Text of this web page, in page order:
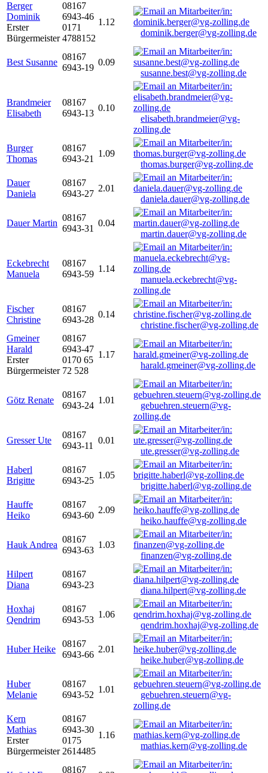
Berger
Dominik
Erster
Bürgermeister
08167
6943-46
0171
4788152
1.12
dominik.berger@vg-zolling.de
Best Susanne
08167
6943-19
0.09
susanne.best@vg-zolling.de
Brandmeier
Elisabeth
08167
6943-13
0.10
elisabeth.brandmeier@vg-
zolling.de
Burger
Thomas
08167
6943-21
1.09
thomas.burger@vg-zolling.de
Dauer
Daniela
08167
6943-27
2.01
daniela.dauer@vg-zolling.de
Dauer Martin
08167
6943-31
0.04
martin.dauer@vg-zolling.de
Eckebrecht
Manuela
08167
6943-59
1.14
manuela.eckebrecht@vg-
zolling.de
Fischer
Christine
08167
6943-28
0.14
christine.fischer@vg-zolling.de
Gmeiner
Harald
Erster
Bürgermeister
08167
6943-47
0170 65
72 528
1.17
harald.gmeiner@vg-zolling.de
Götz Renate
08167
6943-24
1.01
gebuehren.steuern@vg-
zolling.de
Gresser Ute
08167
6943-11
0.01
ute.gresser@vg-zolling.de
Haberl
Brigitte
08167
6943-25
1.05
brigitte.haberl@vg-zolling.de
Hauffe
Heiko
08167
6943-60
2.09
heiko.hauffe@vg-zolling.de
Hauk Andrea
08167
6943-63
1.03
finanzen@vg-zolling.de
Hilpert
Diana
08167
6943-23
diana.hilpert@vg-zolling.de
Hoxhaj
Qendrim
08167
6943-53
1.06
qendrim.hoxhaj@vg-zolling.de
Huber Heike
08167
6943-66
2.01
heike.huber@vg-zolling.de
Huber
Melanie
08167
6943-52
1.01
gebuehren.steuern@vg-
zolling.de
Kern
Mathias
Erster
Bürgermeister
08167
6943-30
0175
2614485
1.16
mathias.kern@vg-zolling.de
08167